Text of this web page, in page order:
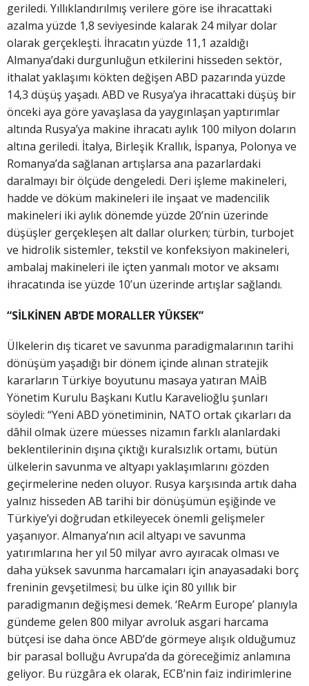
geriledi. Yıllıklandırılmış verilere göre ise ihracattaki
azalma yüzde 1,8 seviyesinde kalarak 24 milyar dolar
olarak gerçekleşti. İhracatın yüzde 11,1 azaldığı
Almanya’daki durgunluğun etkilerini hisseden sektör,
ithalat yaklaşımı kökten değişen ABD pazarında yüzde
14,3 düşüş yaşadı. ABD ve Rusya’ya ihracattaki düşüş bir
önceki aya göre yavaşlasa da yaygınlaşan yaptırımlar
altında Rusya’ya makine ihracatı aylık 100 milyon doların
altına geriledi. İtalya, Birleşik Krallık, İspanya, Polonya ve
Romanya’da sağlanan artışlarsa ana pazarlardaki
daralmayı bir ölçüde dengeledi. Deri işleme makineleri,
hadde ve döküm makineleri ile inşaat ve madencilik
makineleri iki aylık dönemde yüzde 20’nin üzerinde
düşüşler gerçekleşen alt dallar olurken; türbin, turbojet
ve hidrolik sistemler, tekstil ve konfeksiyon makineleri,
ambalaj makineleri ile içten yanmalı motor ve aksamı
ihracatında ise yüzde 10’un üzerinde artışlar sağlandı.
“SİLKİNEN AB’DE MORALLER YÜKSEK”
Ülkelerin dış ticaret ve savunma paradigmalarının tarihi
dönüşüm yaşadığı bir dönem içinde alınan stratejik
kararların Türkiye boyutunu masaya yatıran MAİB
Yönetim Kurulu Başkanı Kutlu Karavelioğlu şunları
söyledi: “Yeni ABD yönetiminin, NATO ortak çıkarları da
dâhil olmak üzere müesses nizamın farklı alanlardaki
beklentilerinin dışına çıktığı kuralsızlık ortamı, bütün
ülkelerin savunma ve altyapı yaklaşımlarını gözden
geçirmelerine neden oluyor. Rusya karşısında artık daha
yalnız hisseden AB tarihi bir dönüşümün eşiğinde ve
Türkiye’yi doğrudan etkileyecek önemli gelişmeler
yaşanıyor. Almanya’nın acil altyapı ve savunma
yatırımlarına her yıl 50 milyar avro ayıracak olması ve
daha yüksek savunma harcamaları için anayasadaki borç
freninin gevşetilmesi; bu ülke için 80 yıllık bir
paradigmanın değişmesi demek. ‘ReArm Europe’ planıyla
gündeme gelen 800 milyar avroluk asgari harcama
bütçesi ise daha önce ABD’de görmeye alışık olduğumuz
bir parasal bolluğu Avrupa’da da göreceğimiz anlamına
geliyor. Bu rüzgâra ek olarak, ECB’nin faiz indirimlerine